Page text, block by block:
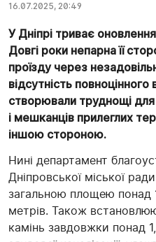
16.07.2025, 20:49
У Дніпрі триває
Довгі роки непарна її
проїзду через
відсутність
створювали труднощі
і мешканців прилеглих
іншою стороною.
Нині департамент
Дніпровської міської
загальною площею понад
метрів. Також
камінь завдовжки понад